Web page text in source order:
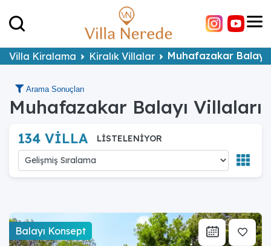
Villa Kiralama Kiralık Villalar Muhafazakar Balayı
Arama Sonuçları
Muhafazakar Balayı Villaları
134 VİLLA LİSTELENİYOR
Balayı Konsept